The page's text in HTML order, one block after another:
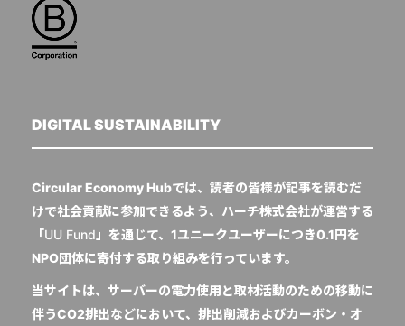
DIGITAL SUSTAINABILITY
Circular Economy Hubでは、読者の皆様が記事を読むだ
けで社会貢献に参加できるよう、ハーチ株式会社が運営する
「UU Fund 」を通じて、1ユニークユーザーにつき0.1円を
NPO団体に寄付する取り組みを行っています。
当サイトは、サーバーの電力使用と取材活動のための移動に
伴うCO2排出などにおいて、排出削減およびカーボン・オ